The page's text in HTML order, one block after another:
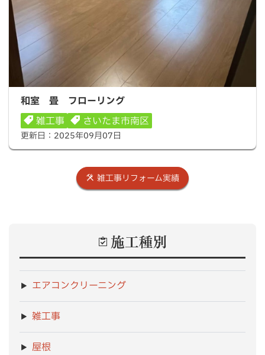
和室 畳 フローリング
和室 畳 フローリング
雑工事
さいたま市南区
更新日： 2025年09月07日
雑工事リフォーム実績
施工種別
エアコンクリーニング
雑工事
屋根